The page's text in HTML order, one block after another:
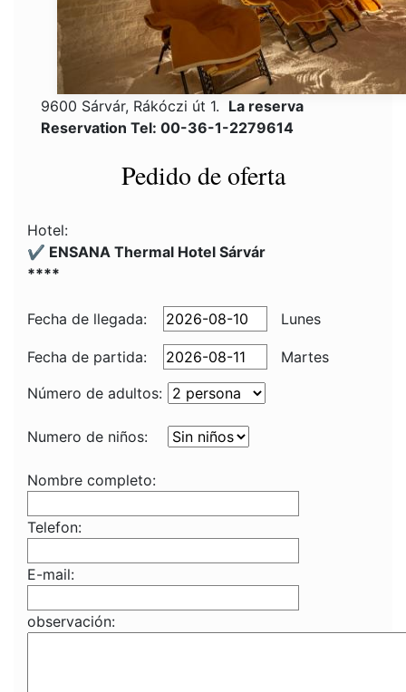
9600 Sárvár, Rákóczi út 1. La reserva
Reservation Tel: 00-36-1-2279614
Pedido de oferta
Hotel:
✔️ ENSANA Thermal Hotel Sárvár
****
Fecha de llegada: Lunes
Fecha de partida:
Martes
Número de adultos:
Numero de niños:
Nombre completo:
Telefon:
E-mail:
observación: